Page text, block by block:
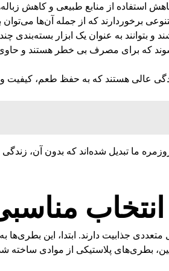
استفاده از منابع طبیعی و کاهش
برخوردارند که از جمله آن‌ها
به عنوان یک ابزار بسته‌بندی
که برای مصرف بی خطر هستند و
عالی هستند که به حفظ طعم،
ما تبدیل شده‌اند که بدون آن،
متعددی جذابیت دارند. ابتدا، این
بطری‌های پلاستیکی از موادی ساخته